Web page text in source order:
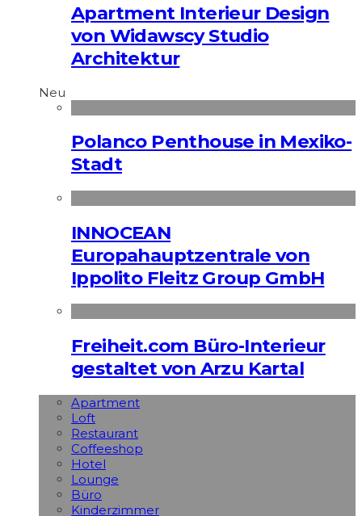
Apart­ment Interieur Design
von Widawscy Studio
Architektur
Neu
Polanco Penthouse in Mexiko-
Stadt
INNOCEAN
Europahauptzentrale von
Ippolito Fleitz Group GmbH
Freiheit.com Büro-Interieur
gestaltet von Arzu Kartal
Apart­ment
Loft
Restaurant
Coffeeshop
Hotel
Lounge
Büro
Kinderzimmer